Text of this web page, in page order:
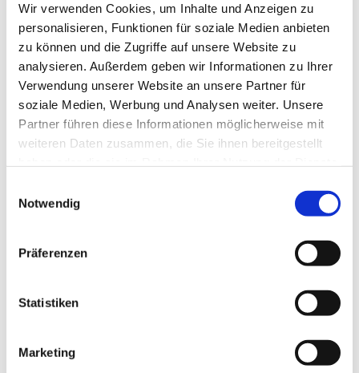
Wir verwenden Cookies, um Inhalte und Anzeigen zu
personalisieren, Funktionen für soziale Medien anbieten
zu können und die Zugriffe auf unsere Website zu
analysieren. Außerdem geben wir Informationen zu Ihrer
Verwendung unserer Website an unsere Partner für
soziale Medien, Werbung und Analysen weiter. Unsere
Partner führen diese Informationen möglicherweise mit
weiteren Daten zusammen, die Sie ihnen bereitgestellt
Notwendig
Präferenzen
Statistiken
Marketing